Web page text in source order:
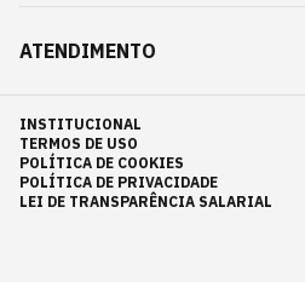
ATENDIMENTO
INSTITUCIONAL
TERMOS DE USO
POLÍTICA DE COOKIES
POLÍTICA DE PRIVACIDADE
LEI DE TRANSPARÊNCIA SALARIAL